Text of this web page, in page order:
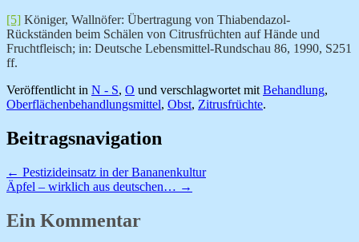
[5] Königer, Wallnöfer: Übertragung von Thiabendazol-
Rückständen beim Schälen von Citrusfrüchten auf Hände und
Fruchtfleisch; in: Deutsche Lebensmittel-Rundschau 86, 1990, S251
ff.
Veröffentlicht in N - S, O und verschlagwortet mit Behandlung,
Oberflächenbehandlungsmittel, Obst, Zitrusfrüchte.
Beitragsnavigation
← Pestizideinsatz in der Bananenkultur
Äpfel – wirklich aus deutschen… →
Ein Kommentar